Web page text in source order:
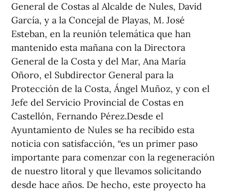
General de Costas al Alcalde de Nules, David
García, y a la Concejal de Playas, M. José
Esteban, en la reunión telemática que han
mantenido esta mañana con la Directora
General de la Costa y del Mar, Ana María
Oñoro, el Subdirector General para la
Protección de la Costa, Ángel Muñoz, y con el
Jefe del Servicio Provincial de Costas en
Castellón, Fernando Pérez.Desde el
Ayuntamiento de Nules se ha recibido esta
noticia con satisfacción, “es un primer paso
importante para comenzar con la regeneración
de nuestro litoral y que llevamos solicitando
desde hace años. De hecho, este proyecto ha